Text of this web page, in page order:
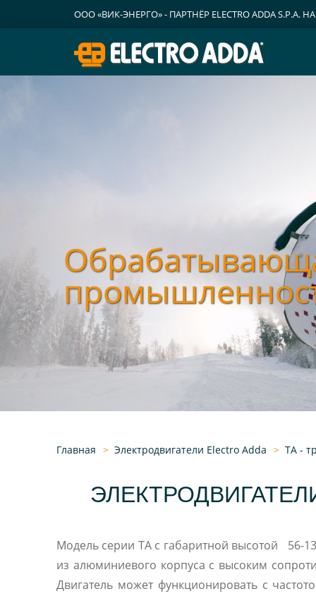
ООО «ВИК-ЭНЕРГО» - ПАРТНЁР ELECTRO ADDA S.P.A.
И ТС
трёхфазные
асинхронные
Главная Электродвигатели Electro Adda TA -
Модель серии TA c габаритной высотой 56-
из алюминиевого корпуса с высоким
Двигатель может функционировать с